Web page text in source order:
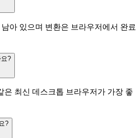
아 있으며 변환은 브라우저에서 완료
?
은 최신 데스크톱 브라우저가 가장 좋
?